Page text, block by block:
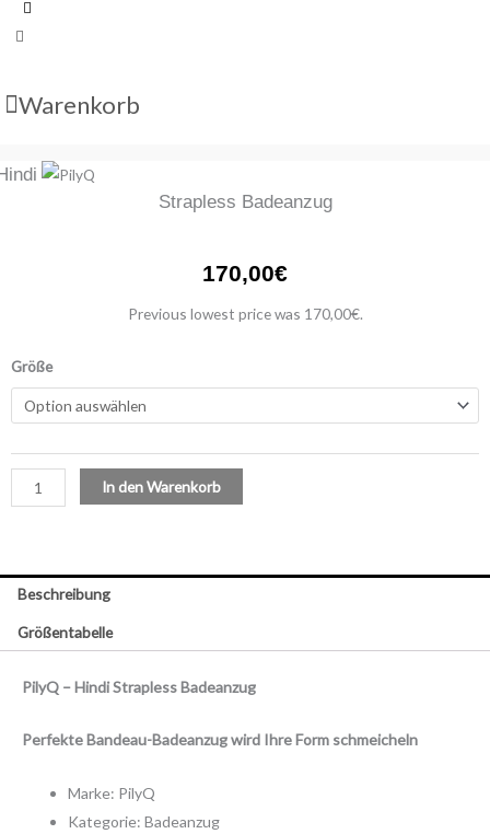
Warenkorb
Strapless Badeanzug
170,00€
Previous lowest price was 170,00€.
Größe
Hindi
Strapless
In den Warenkorb
Beschreibung
Größentabelle
PilyQ – Hindi Strapless Badeanzug
Perfekte Bandeau-Badeanzug wird Ihre Form schmeicheln
Marke: PilyQ
Kategorie: Badeanzug